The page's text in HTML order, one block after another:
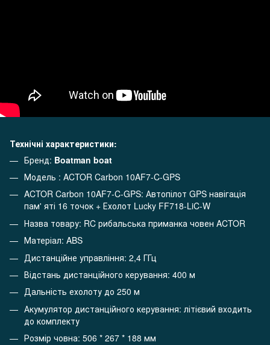
Технічні характеристики:
Бренд: Boatman boat
Модель : ACTOR Carbon 10AF7-C-GPS
ACTOR Carbon 10AF7-C-GPS: Автопілот GPS навігація
пам' яті 16 точок + Ехолот Lucky FF718-LiC-W
Назва товару: RC рибальська приманка човен ACTOR
Матеріал: ABS
Дистанційне управління: 2,4 ГГц
Відстань дистанційного керування: 400 м
Дальність ехолоту до 250 м
Акумулятор дистанційного керування: літієвий входить
до комплекту
Розмір човна: 506 * 267 * 188 мм